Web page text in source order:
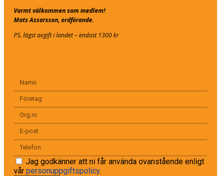
Varmt välkommen som medlem!
Mats Assarsson, ordförande.
PS. lägst avgift i landet – endast 1300 kr
Jag godkänner att ni får använda ovanstående enligt
vår personuppgiftspolicy.